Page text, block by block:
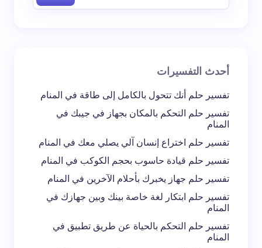
احفظ اسمي والبريد الإلكتروني في هذا المتصفح
لاستخدامه في المرة المقبلة في تعليقي.
أحدث التفسيرات
تفسير حلم أنك تتحول بالكامل إلى طاقة في المنام
تفسير حلم التحكم بالمكان بجهاز في جيبك في
المنام
تفسير حلم اختراع إنسان آلي يصلي معك في المنام
تفسير حلم قيادة حاسوب بحجم الكوكب في المنام
تفسير حلم جهاز يخبرك بأحلام الآخرين في المنام
تفسير حلم ابتكار لغة خاصة بينك وبين جهازك في
المنام
تفسير حلم التحكم بالحياة عن طريق تطبيق في
المنام